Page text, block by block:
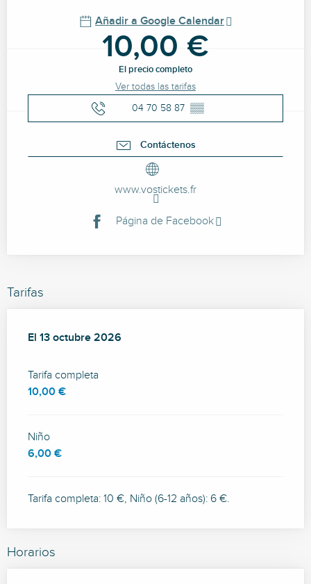
Añadir a Google Calendar
10,00 €
El precio completo
Ver todas las tarifas
04 70 58 87 ▒▒
Contáctenos
www.vostickets.fr
Página de Facebook
Tarifas
El 13 octubre 2026
El 13 octubre 2026
Tarifa completa
10,00 €
Niño
6,00 €
Tarifa completa: 10 €, Niño (6-12 años): 6 €.
Horarios